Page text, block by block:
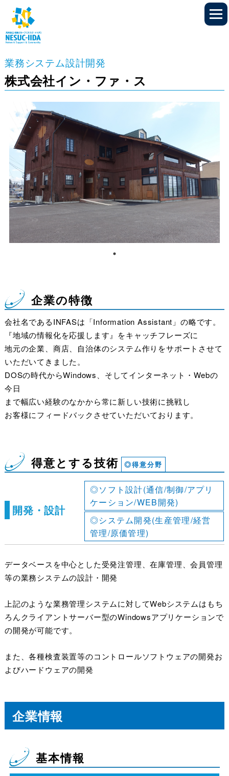
業務システム設計開発
株式会社イン・ファ・ス
企業の特徴
会社名であるINFASは「Information Assistant」の略です。
『地域の情報化を応援します』をキャッチフレーズに
地元の企業、商店、自治体のシステム作りをサポートさせて
いただいてきました。
DOSの時代からWindows、そしてインターネット・Webの
今日
まで幅広い経験のなかから常に新しい技術に挑戦し
お客様にフィードバックさせていただいております。
得意とする技術 ◎得意分野
開発・設計
◎ソフト設計(通信/制御/アプリ
ケーション/WEB開発)
◎システム開発(生産管理/経営
管理/原価管理)
データベースを中心とした受発注管理、在庫管理、会員管理
等の業務システムの設計・開発
上記のような業務管理システムに対してWebシステムはもち
ろんクライアントサーバー型のWindowsアプリケーションで
の開発が可能です。
また、各種検査装置等のコントロールソフトウェアの開発お
よびハードウェアの開発
企業情報
基本情報